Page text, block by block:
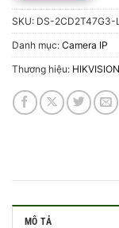
SKU: DS-2CD2T47G3-
Danh mục: Camera IP
Thương hiệu: HIKVISION
MÔ TẢ